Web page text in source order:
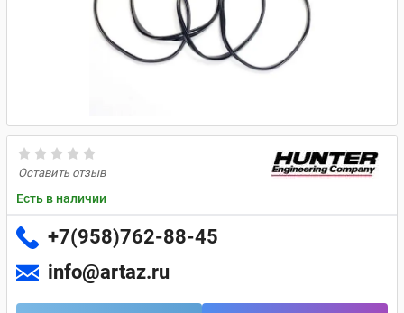
Оставить отзыв
Есть в наличии
+7(958)762-88-45
info@artaz.ru